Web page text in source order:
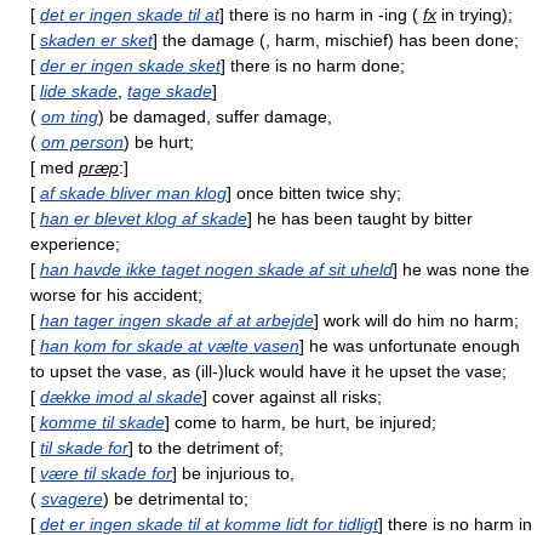
[ det er ingen skade til at] there is no harm in -ing ( fx in trying);
[ skaden er sket] the damage (, harm, mischief) has been done;
[ der er ingen skade sket] there is no harm done;
[ lide skade tage skade]
( om ting) be damaged, suffer damage,
( om person) be hurt;
[ med præp:]
[ af skade bliver man klog] once bitten twice shy;
[ han er blevet klog af skade] he has been taught by bitter
experience;
[ han havde ikke taget nogen skade af sit uheld] he was none the
worse for his accident;
[ han tager ingen skade af at arbejde] work will do him no harm;
[ han kom for skade at vælte vasen] he was unfortunate enough
to upset the vase, as (ill-)luck would have it he upset the vase;
[ dække imod al skade] cover against all risks;
[ komme til skade] come to harm, be hurt, be injured;
[ til skade for] to the detriment of;
[ være til skade for] be injurious to,
( svagere) be detrimental to;
[ det er ingen skade til at komme lidt for tidligt] there is no harm in